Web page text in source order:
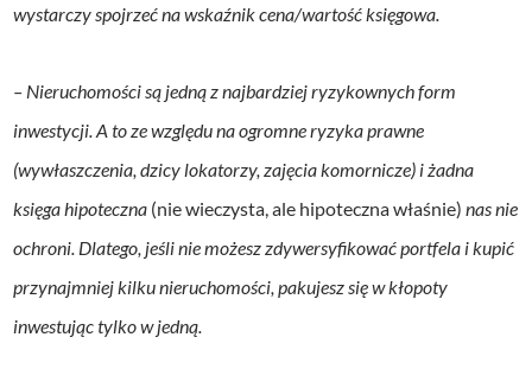
wystarczy spojrzeć na wskaźnik cena/wartość księgowa.
– Nieruchomości są jedną z najbardziej ryzykownych form
inwestycji. A to ze względu na ogromne ryzyka prawne
(wywłaszczenia, dzicy lokatorzy, zajęcia komornicze) i żadna
księga hipoteczna (nie wieczysta, ale hipoteczna właśnie) nas nie
ochroni. Dlatego, jeśli nie możesz zdywersyfikować portfela i kupić
przynajmniej kilku nieruchomości, pakujesz się w kłopoty
inwestując tylko w jedną.